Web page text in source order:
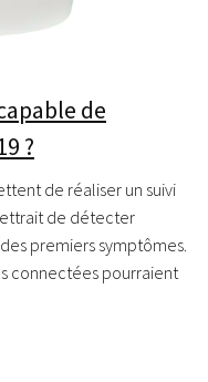
de
?
de réaliser un suivi
de détecter
premiers symptômes.
connectées pourraient